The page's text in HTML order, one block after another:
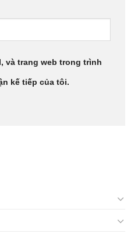
và trang web trong trình
kế tiếp của tôi.